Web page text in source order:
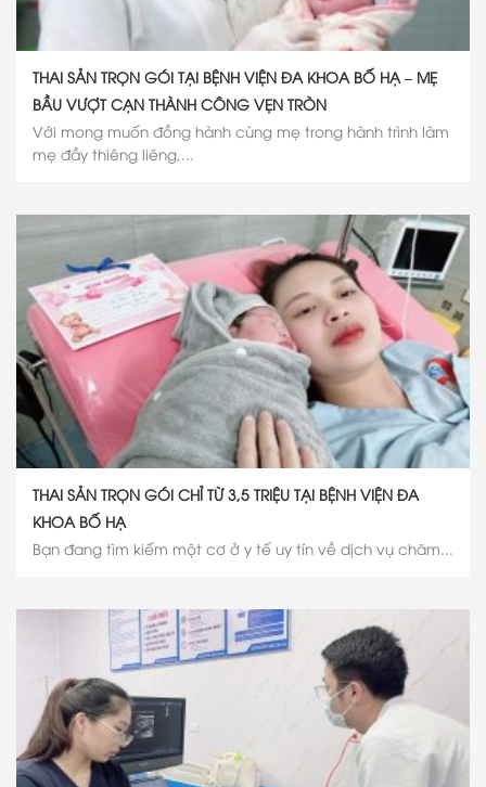
THAI SẢN TRỌN GÓI TẠI BỆNH VIỆN ĐA KHOA BỐ HẠ – MẸ
BẦU VƯỢT CẠN THÀNH CÔNG VẸN TRÒN
Với mong muốn đồng hành cùng mẹ trong hành trình làm
mẹ đầy thiêng liêng,...
THAI SẢN TRỌN GÓI CHỈ TỪ 3,5 TRIỆU TẠI BỆNH VIỆN ĐA
KHOA BỐ HẠ
Bạn đang tìm kiếm một cơ ở y tế uy tín về dịch vụ chăm...